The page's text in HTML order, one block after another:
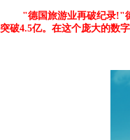
"德国旅游业再破纪录!"
突破4.5亿。在这个庞大的数